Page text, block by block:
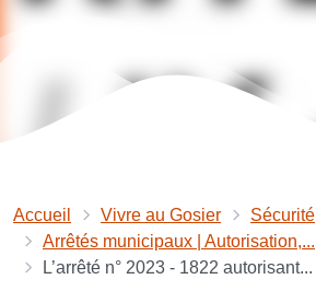
Accueil Vivre au Gosier
Sécurité
Arrêtés municipaux | Autorisation,...
L’arrêté n° 2023 - 1822 autorisant...